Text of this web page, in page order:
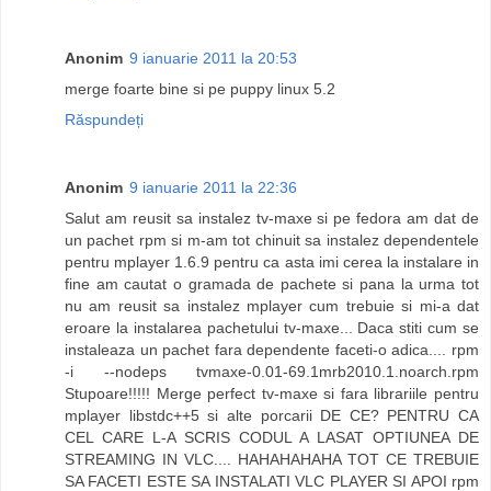
Anonim 9 ianuarie 2011 la 20:53
merge foarte bine si pe puppy linux 5.2
Răspundeți
Anonim 9 ianuarie 2011 la 22:36
Salut am reusit sa instalez tv-maxe si pe fedora am dat de
un pachet rpm si m-am tot chinuit sa instalez dependentele
pentru mplayer 1.6.9 pentru ca asta imi cerea la instalare in
fine am cautat o gramada de pachete si pana la urma tot
nu am reusit sa instalez mplayer cum trebuie si mi-a dat
eroare la instalarea pachetului tv-maxe... Daca stiti cum se
instaleaza un pachet fara dependente faceti-o adica.... rpm
-i --nodeps tvmaxe-0.01-69.1mrb2010.1.noarch.rpm
Stupoare!!!!! Merge perfect tv-maxe si fara librariile pentru
mplayer libstdc++5 si alte porcarii DE CE? PENTRU CA
CEL CARE L-A SCRIS CODUL A LASAT OPTIUNEA DE
STREAMING IN VLC.... HAHAHAHAHA TOT CE TREBUIE
SA FACETI ESTE SA INSTALATI VLC PLAYER SI APOI rpm